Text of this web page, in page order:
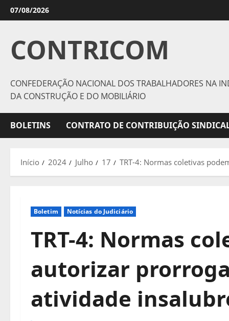
Avançar
para
conteúdo
07/08/2026
CONTRICOM
CONFEDERAÇÃO NACIONAL DOS TRABALHADORES NA
DA CONSTRUÇÃO E DO MOBILIÁRIO
BOLETINS CONTRATO DE CONTRIBUIÇÃO
Início 2024 Julho 17 TRT-4: Normas coletivas
Boletim Notícias do Judiciário
TRT-4: Normas
autorizar
atividade